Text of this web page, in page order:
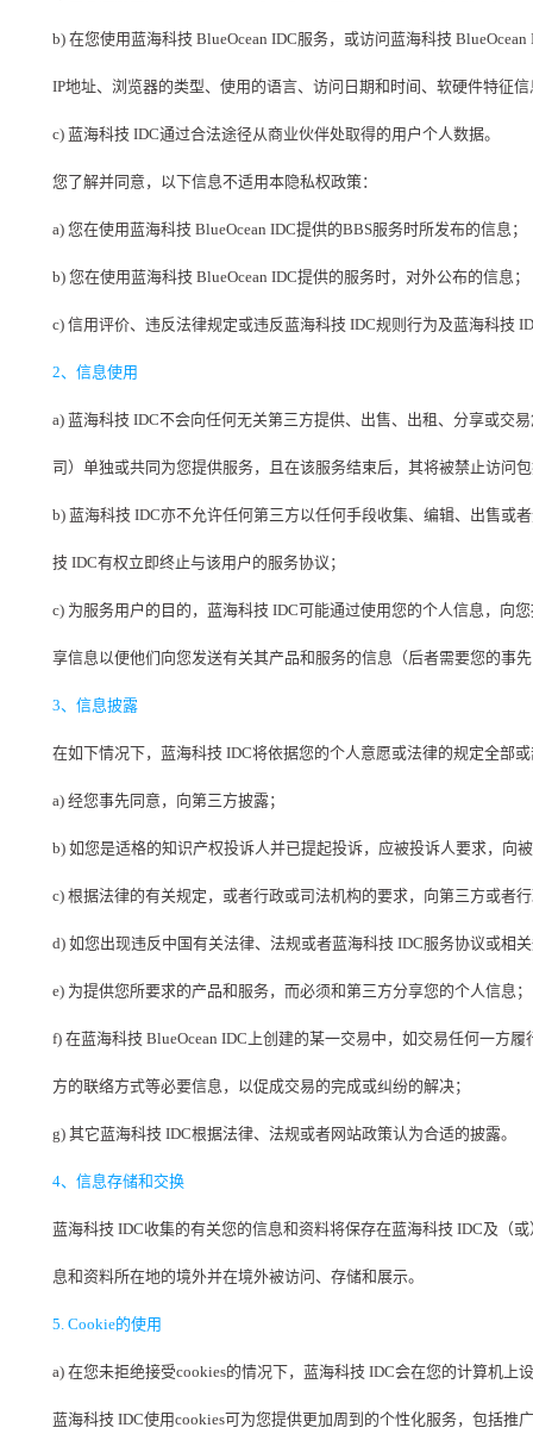
b) 在您使用蓝海科技 BlueOcean IDC服务，或访问蓝海科技
IP地址、浏览器的类型、使用的语言、访问日期和时间、软硬件特征
c) 蓝海科技 IDC通过合法途径从商业伙伴处取得的用户个人数据。
您了解并同意，以下信息不适用本隐私权政策：
a) 您在使用蓝海科技 BlueOcean IDC提供的BBS服务时所发布的信息；
b) 您在使用蓝海科技 BlueOcean IDC提供的服务时，对外公布的信息；
c) 信用评价、违反法律规定或违反蓝海科技 IDC规则行为及蓝海科技
2、信息使用
a) 蓝海科技 IDC不会向任何无关第三方提供、出售、出租、分享或交
司）单独或共同为您提供服务，且在该服务结束后，其将被禁止访问
b) 蓝海科技 IDC亦不允许任何第三方以任何手段收集、编辑、出售或
技 IDC有权立即终止与该用户的服务协议；
c) 为服务用户的目的，蓝海科技 IDC可能通过使用您的个人信息，向
享信息以便他们向您发送有关其产品和服务的信息（后者需要您的事
3、信息披露
在如下情况下，蓝海科技 IDC将依据您的个人意愿或法律的规定全部
a) 经您事先同意，向第三方披露；
b) 如您是适格的知识产权投诉人并已提起投诉，应被投诉人要求，向
c) 根据法律的有关规定，或者行政或司法机构的要求，向第三方或者
d) 如您出现违反中国有关法律、法规或者蓝海科技 IDC服务协议或相
e) 为提供您所要求的产品和服务，而必须和第三方分享您的个人信息；
f) 在蓝海科技 BlueOcean IDC上创建的某一交易中，如交易任何一方
方的联络方式等必要信息，以促成交易的完成或纠纷的解决；
g) 其它蓝海科技 IDC根据法律、法规或者网站政策认为合适的披露。
4、信息存储和交换
蓝海科技 IDC收集的有关您的信息和资料将保存在蓝海科技 IDC及（
息和资料所在地的境外并在境外被访问、存储和展示。
5. Cookie的使用
a) 在您未拒绝接受cookies的情况下，蓝海科技 IDC会在您的计算机上
蓝海科技 IDC使用cookies可为您提供更加周到的个性化服务，包括推